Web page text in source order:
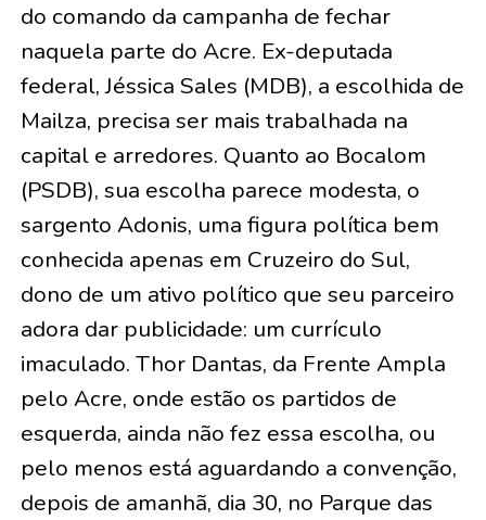
do comando da campanha de fechar
naquela parte do Acre. Ex-deputada
federal, Jéssica Sales (MDB), a escolhida de
Mailza, precisa ser mais trabalhada na
capital e arredores. Quanto ao Bocalom
(PSDB), sua escolha parece modesta, o
sargento Adonis, uma figura política bem
conhecida apenas em Cruzeiro do Sul,
dono de um ativo político que seu parceiro
adora dar publicidade: um currículo
imaculado. Thor Dantas, da Frente Ampla
pelo Acre, onde estão os partidos de
esquerda, ainda não fez essa escolha, ou
pelo menos está aguardando a convenção,
depois de amanhã, dia 30, no Parque das